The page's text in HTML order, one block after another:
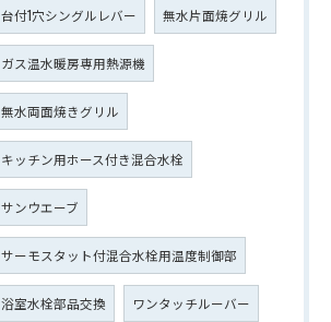
台付1穴シングルレバー 無水片面焼グリル
ガス温水暖房専用熱源機
無水両面焼きグリル
キッチン用ホース付き混合水栓
サンウエーブ
サーモスタット付混合水栓用温度制御部
浴室水栓部品交換 ワンタッチルーバー